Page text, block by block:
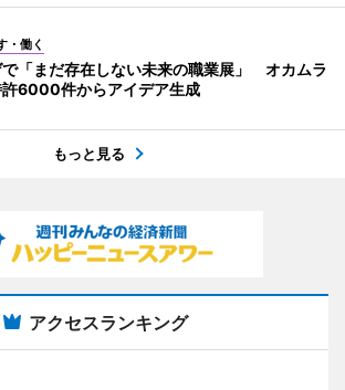
・働く
「まだ存在しない未来の職業展」 オカムラ
6000件からアイデア生成
もっと見る
アクセスランキング